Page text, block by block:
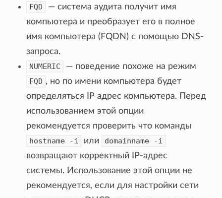
FQD
— система аудита получит имя
компьютера и преобразует его в полное
имя компьютера (FQDN) с помощью DNS-
запроса.
NUMERIC
— поведение похоже на режим
FQD , но по имени компьютера будет
определяться IP адрес компьютера. Перед
использованием этой опции
рекомендуется проверить что команды
hostname
-i или domainname
-i
возвращают корректный IP-адрес
системы. Использование этой опции не
рекомендуется, если для настройки сети